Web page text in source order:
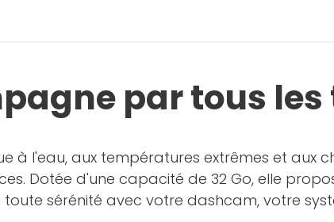
par tous
à l'eau, aux températures extrêmes et aux
Dotée d'une capacité de 32 Go, elle
toute sérénité avec votre dashcam, votre